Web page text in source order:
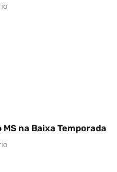
na Baixa Temporada